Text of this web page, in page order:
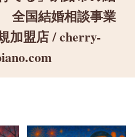
全国結婚相談事業
加盟店 / cherry-